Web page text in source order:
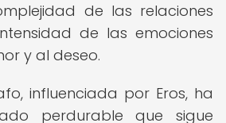
de las relaciones
de las emociones
y al deseo.
influenciada por Eros, ha
perdurable que sigue